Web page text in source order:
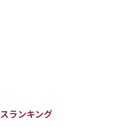
ランキング